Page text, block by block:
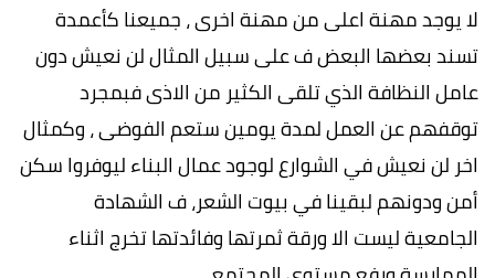
لا يوجد مهنة اعلى من مهنة اخرى ، جميعنا كأعمدة
تسند بعضها البعض ف على سبيل المثال لن نعيش دون
عامل النظافة الذي تلقى الكثير من الاذى فبمجرد
توقفهم عن العمل لمدة يومين ستعم الفوضى ، وكمثال
اخر لن نعيش في الشوارع لوجود عمال البناء ليوفروا سكن
أمن ودونهم لبقينا في بيوت الشعر، ف الشهادة
الجامعية ليست الا ورقة ثمرتها وفائدتها تخرج اثناء